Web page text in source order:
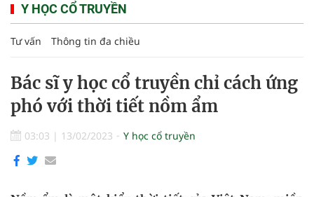
Y HỌC CỔ TRUYỀN
Tư vấn Thông tin đa chiều
Bác sĩ y học cổ truyền chỉ cách ứng
phó với thời tiết nồm ẩm
03:03 | 13/02/2023 Y học cổ truyền